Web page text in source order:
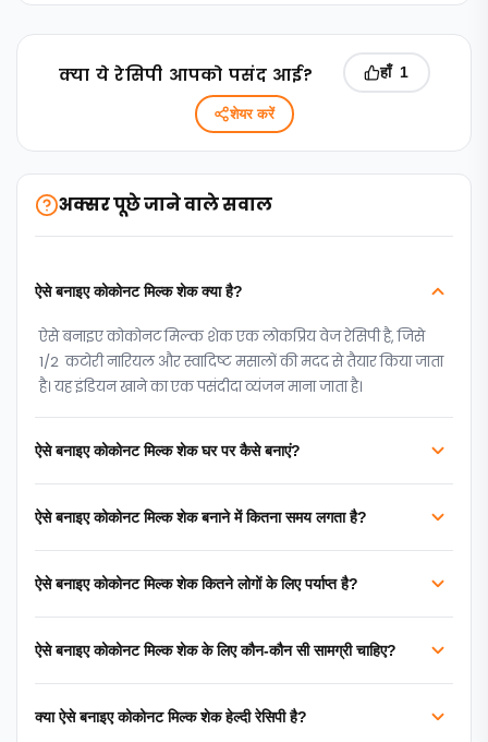
क्‍या ये रेसिपी आपको पसंद आई? हाँ 1
शेयर करें
अक्सर पूछे जाने वाले सवाल
ऐसे बनाइए कोकोनट मिल्क शेक क्या है?
ऐसे बनाइए कोकोनट मिल्क शेक एक लोकप्रिय वेज रेसिपी है, जिसे
1/2 कटोरी नारियल और स्वादिष्ट मसालों की मदद से तैयार किया जाता
है। यह इंडियन खाने का एक पसंदीदा व्यंजन माना जाता है।
ऐसे बनाइए कोकोनट मिल्क शेक घर पर कैसे बनाएं?
ऐसे बनाइए कोकोनट मिल्क शेक बनाने में कितना समय लगता है?
ऐसे बनाइए कोकोनट मिल्क शेक कितने लोगों के लिए पर्याप्त है?
ऐसे बनाइए कोकोनट मिल्क शेक के लिए कौन-कौन सी सामग्री चाहिए?
क्या ऐसे बनाइए कोकोनट मिल्क शेक हेल्दी रेसिपी है?